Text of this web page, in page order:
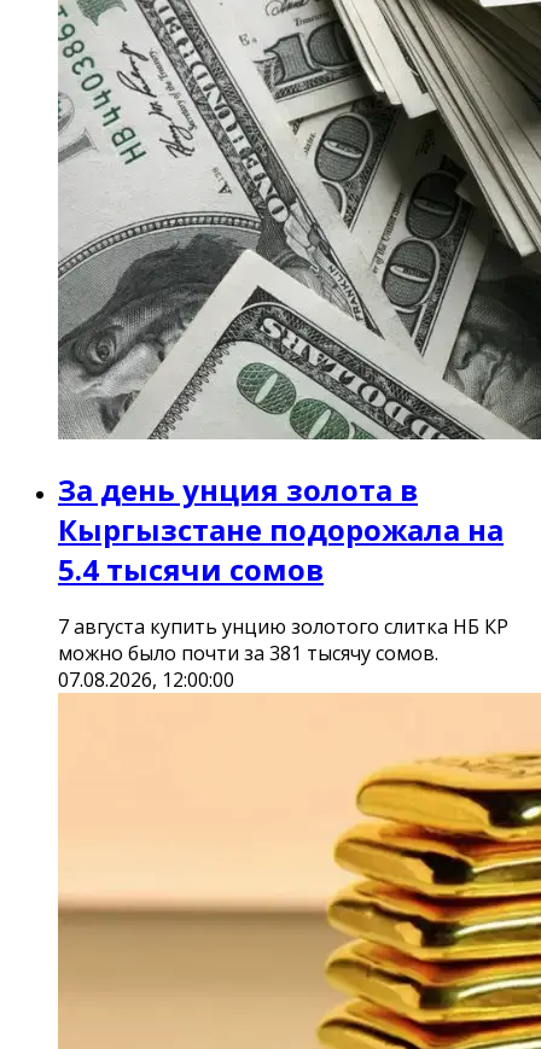
За день унция золота в
Кыргызстане подорожала на
5.4 тысячи сомов
7 августа купить унцию золотого слитка НБ КР
можно было почти за 381 тысячу сомов.
07.08.2026, 12:00:00